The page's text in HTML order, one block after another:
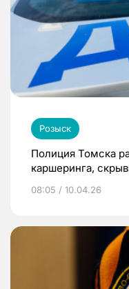
Розыск
Полиция Томска
каршеринга,
08:05 / 10.04.26